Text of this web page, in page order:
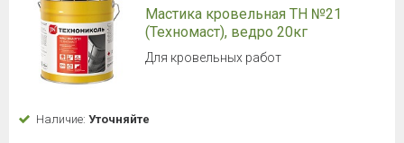
Мастика кровельная ТН №21
(Техномаст), ведро 20кг
Для кровельных работ
Наличие: Уточняйте